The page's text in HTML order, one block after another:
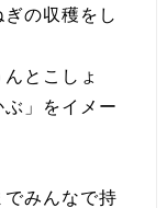
の収穫をし
とこしょ
」をイメー
みんなで持